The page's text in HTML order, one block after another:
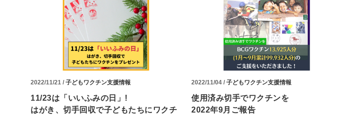
2022/11/21 / 子どもワクチン支援情報
11/23は「いいふみの日」!
はがき、切手回収で子どもたちにワクチ
2022/11/04 / 子どもワクチン支援情報
使用済み切手でワクチンを
2022年9月ご報告